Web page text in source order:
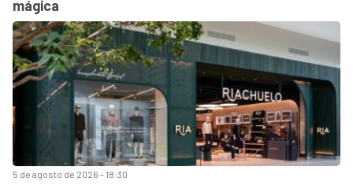
5 de agosto de 2026 - 18:30
mágica